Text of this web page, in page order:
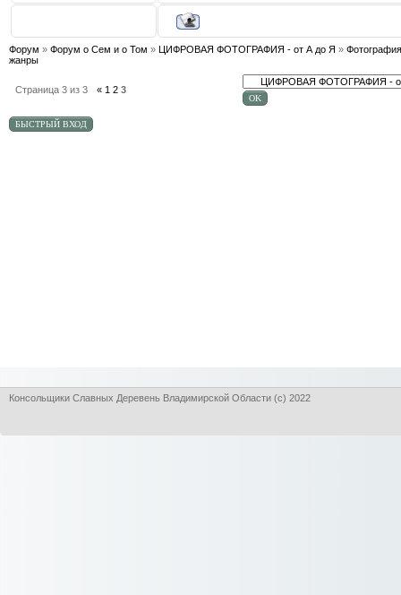
Форум » Форум о Сем и о Том » ЦИФРОВАЯ ФОТОГРАФИЯ - от А до Я »
жанры
Страница 3 из 3 « 1 2 3
Консольщики Славных Деревень Владимирской Области (с) 2022